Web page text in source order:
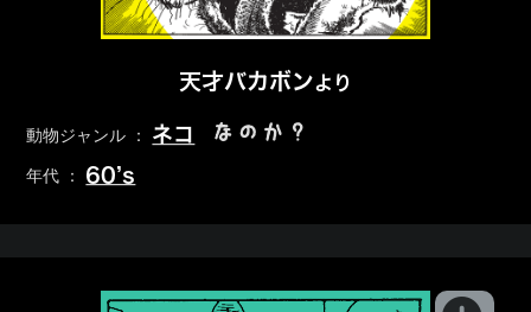
天才バカボンより
動物ジャンル ： ネコ なのか？
年代 ： 60’s